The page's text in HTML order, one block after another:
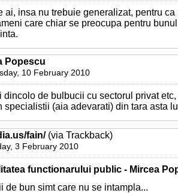
ai, insa nu trebuie generalizat, pentru
care chiar se preocupa pentru
Popescu
10 February 2010
dincolo de bulbucii cu sectorul privat
specialistii (aia adevarati) din tara asta
fain/(via Trackback)
3 February 2010
functionarului public - Mircea
de bun simt care nu se intampla...